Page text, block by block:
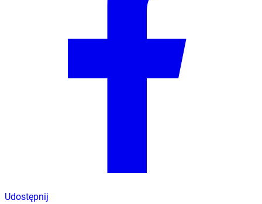
Udostępnij